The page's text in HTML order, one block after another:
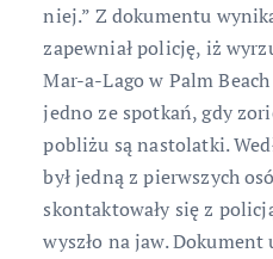
niej.” Z dokumentu
zapewniał policję, iż
Mar-a-Lago w Palm
jedno ze spotkań, gdy
pobliżu są nastolatki.
był jedną z pierwszych
skontaktowały się z
wyszło na jaw.